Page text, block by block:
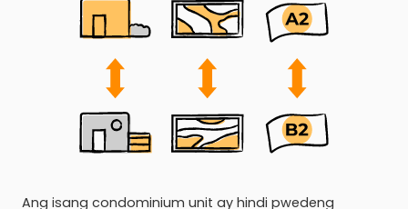
Ang isang condominium unit ay hindi pwedeng